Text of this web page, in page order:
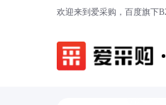
欢迎来到爱采购，百度旗下